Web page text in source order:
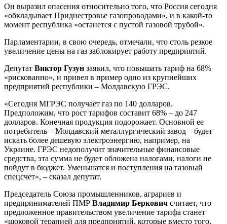
Он выразил опасения относительно того, что Россия сегодня
«обкладывает Приднестровье газопроводами», и в какой-то
момент республика «останется с пустой газовой трубой».
Парламентарии, в свою очередь, отмечали, что столь резкое
увеличение цены на газ заблокирует работу предприятий.
Депутат Виктор Гузун заявил, что повышать тариф на 68%
«рискованно», и привел в пример одно из крупнейших
предприятий республики – Молдавскую ГРЭС.
«Сегодня МГРЭС получает газ по 140 долларов.
Предположим, что рост тарифов составит 68% – до 247
долларов. Конечная продукция подорожает. Основной ее
потребитель – Молдавский металлургический завод – будет
искать более дешевую электроэнергию, например, на
Украине. ГРЭС недополучит значительные финансовые
средства, эта сумма не будет обложена налогами, налоги не
пойдут в бюджет. Уменьшатся и поступления на газовый
спецсчет», – сказал депутат.
Председатель Союза промышленников, аграриев и
предпринимателей ПМР Владимир Беркович считает, что
предложенное правительством увеличение тарифа станет
«шоковой терапией для предприятий, которые вместо того,